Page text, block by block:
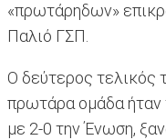
«πρωτάρηδων»
Παλιό ΓΣΠ.
Ο δεύτερος τελικός
πρωτάρα ομάδα ήταν
με 2-0 την Ένωση,